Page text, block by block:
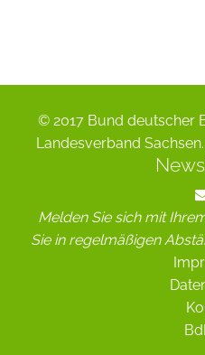
© 2017 Bund deutscher
Landesverband
Melden Sie sich mit
Sie in regelmäßigen